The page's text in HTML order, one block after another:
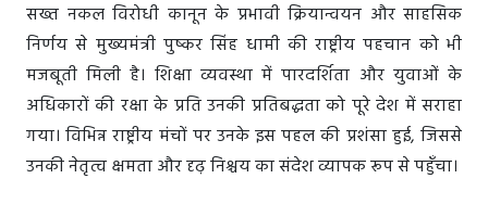
सख्त नकल विरोधी कानून के प्रभावी क्रियान्वयन और साहसिक
निर्णय से मुख्यमंत्री पुष्कर सिंह धामी की राष्ट्रीय पहचान को भी
मजबूती मिली है। शिक्षा व्यवस्था में पारदर्शिता और युवाओं के
अधिकारों की रक्षा के प्रति उनकी प्रतिबद्धता को पूरे देश में सराहा
गया। विभिन्न राष्ट्रीय मंचों पर उनके इस पहल की प्रशंसा हुई, जिससे
उनकी नेतृत्व क्षमता और दृढ़ निश्चय का संदेश व्यापक रूप से पहुँचा।